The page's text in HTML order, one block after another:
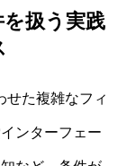
扱う実践
せた複雑なフィ
ンターフェー